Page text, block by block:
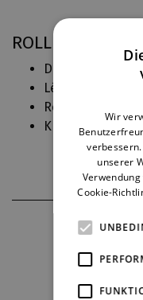
ROLLEN IN DJKT
Dudo, rytíř,
Lékař (
Věc
Remendado (
Král (
Kocour v
Wir
unserer
Cookie-